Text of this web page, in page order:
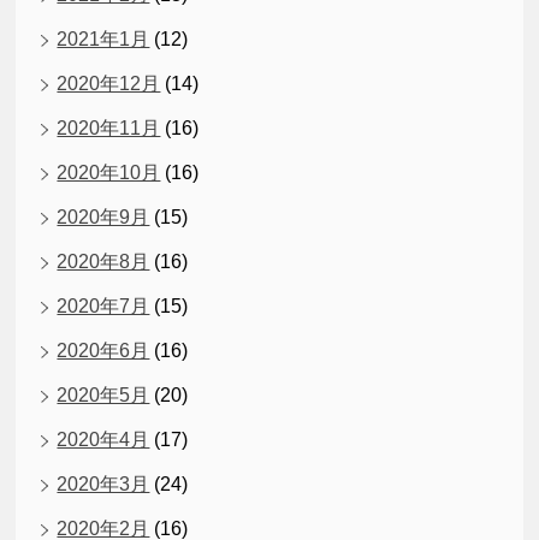
2021年1月 (12)
2020年12月 (14)
2020年11月 (16)
2020年10月 (16)
2020年9月 (15)
2020年8月 (16)
2020年7月 (15)
2020年6月 (16)
2020年5月 (20)
2020年4月 (17)
2020年3月 (24)
2020年2月 (16)